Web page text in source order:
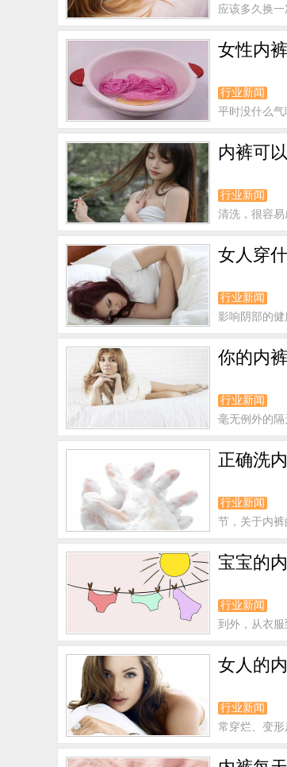
应该多久换
女性内
行业新闻
平时没什么
内裤可
行业新闻
清洗，很容
女人穿
行业新闻
影响阴部的
你的内
行业新闻
毫无例外的
正确洗
行业新闻
节，关于内
宝宝的
行业新闻
到外，从衣
女人的
行业新闻
常穿烂、变